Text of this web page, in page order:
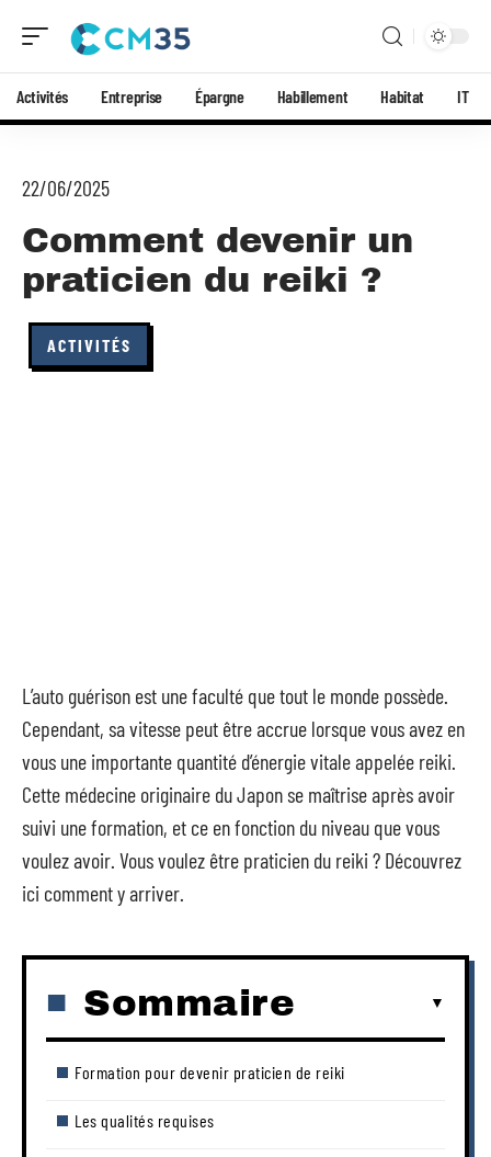
Activités Entreprise Épargne Habillement Habitat IT
22/06/2025
Comment devenir un
praticien du reiki ?
ACTIVITÉS
L’auto guérison est une faculté que tout le monde possède.
Cependant, sa vitesse peut être accrue lorsque vous avez en
vous une importante quantité d’énergie vitale appelée reiki.
Cette médecine originaire du Japon se maîtrise après avoir
suivi une formation, et ce en fonction du niveau que vous
voulez avoir. Vous voulez être praticien du reiki ? Découvrez
ici comment y arriver.
Sommaire
Formation pour devenir praticien de reiki
Les qualités requises